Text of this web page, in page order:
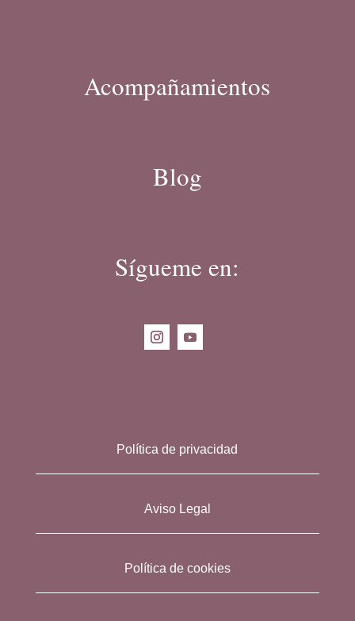
Acompañamientos
Blog
Sígueme en:
Política de privacidad
Aviso Legal
Política de cookies